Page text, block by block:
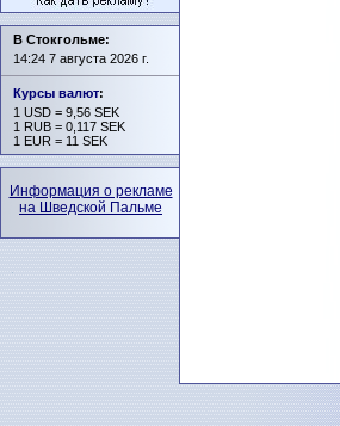
В Стокгольме:
14:24 7 августа 2026 г.
Курсы валют:
1 USD = 9,56 SEK
1 RUB = 0,117 SEK
1 EUR = 11 SEK
Информация о рекламе
на Шведской Пальме